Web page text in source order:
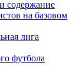
содержание
на базовом
лига
футбола